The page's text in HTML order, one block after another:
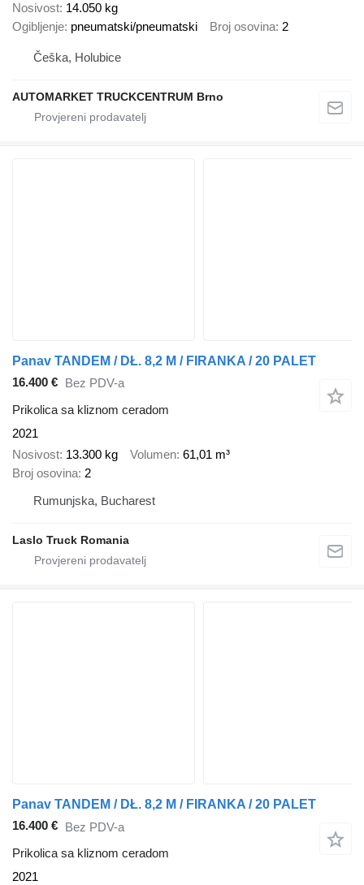
Nosivost 14.050 kg
Ogibljenje pneumatski/pneumatski Broj osovina 2
Češka, Holubice
AUTOMARKET TRUCKCENTRUM Brno
Panav TANDEM / DŁ. 8,2 M / FIRANKA / 20 PALET
16.400 € Bez PDV-a
Prikolica sa kliznom ceradom
2021
Nosivost 13.300 kg Volumen 61,01 m³
Broj osovina 2
Rumunjska, Bucharest
Laslo Truck Romania
Panav TANDEM / DŁ. 8,2 M / FIRANKA / 20 PALET
16.400 € Bez PDV-a
Prikolica sa kliznom ceradom
2021